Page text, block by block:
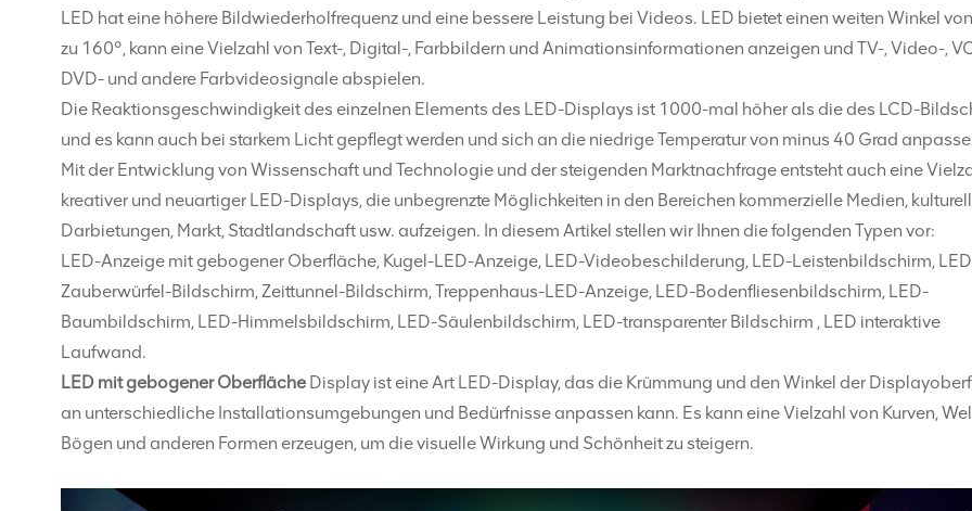
LED hat eine höhere Bildwiederholfrequenz und eine bessere Leistung bei Videos. LED bietet einen weiten Winkel
zu 160°, kann eine Vielzahl von Text-, Digital-, Farbbildern und Animationsinformationen anzeigen und TV-, Video-,
DVD- und andere Farbvideosignale abspielen.
Die Reaktionsgeschwindigkeit des einzelnen Elements des LED-Displays ist 1000-mal höher als die des LCD-
und es kann auch bei starkem Licht gepflegt werden und sich an die niedrige Temperatur von minus 40 Grad
Mit der Entwicklung von Wissenschaft und Technologie und der steigenden Marktnachfrage entsteht auch eine
kreativer und neuartiger LED-Displays, die unbegrenzte Möglichkeiten in den Bereichen kommerzielle Medien,
Darbietungen, Markt, Stadtlandschaft usw. aufzeigen. In diesem Artikel stellen wir Ihnen die folgenden Typen vor:
LED-Anzeige mit gebogener Oberfläche, Kugel-LED-Anzeige, LED-Videobeschilderung, LED-Leistenbildschirm,
Zauberwürfel-Bildschirm, Zeittunnel-Bildschirm, Treppenhaus-LED-Anzeige, LED-Bodenfliesenbildschirm, LED-
Baumbildschirm, LED-Himmelsbildschirm, LED-Säulenbildschirm, LED-transparenter Bildschirm , LED interaktive
Laufwand.
LED mit gebogener OberflächeDisplay ist eine Art LED-Display, das die Krümmung und den Winkel der
an unterschiedliche Installationsumgebungen und Bedürfnisse anpassen kann. Es kann eine Vielzahl von Kurven,
Bögen und anderen Formen erzeugen, um die visuelle Wirkung und Schönheit zu steigern.